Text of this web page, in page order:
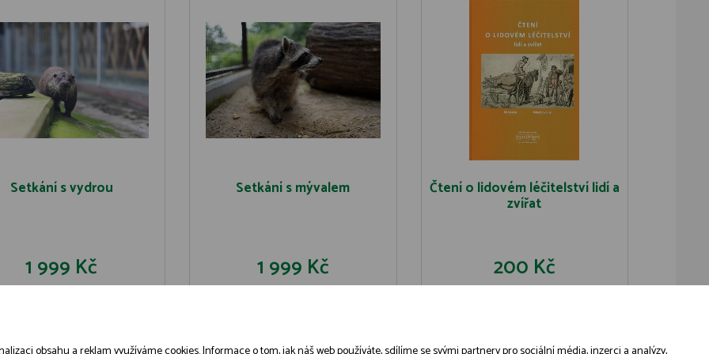
Setkání s vydrou
1 999 Kč
Setkání s mývalem
1 999 Kč
Čtení o lidovém léčitelství lidí a
zvířat
200 Kč